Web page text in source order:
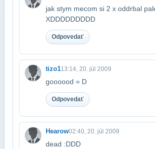
jak stym mecom si 2 x oddrbal
XDDDDDDDDD
Odpovedať
tizo113:14, 20. júl 2009
goooood = D
Odpovedať
Hearow02:40, 20. júl 2009
dead :DDD